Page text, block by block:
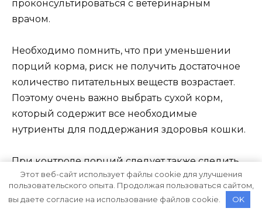
проконсультироваться с ветеринарным
врачом.
Необходимо помнить, что при уменьшении
порций корма, риск не получить достаточное
количество питательных веществ возрастает.
Поэтому очень важно выбрать сухой корм,
который содержит все необходимые
нутриенты для поддержания здоровья кошки.
При контроле порций следует также следить
за изменениями веса вашей кошки и при
необходимости корректировать размер
порции корма. Важно помнить, что процесс
Этот веб-сайт использует файлы cookie для улучшения
пользовательского опыта. Продолжая пользоваться сайтом,
вы даете согласие на использование файлов cookie.
OK